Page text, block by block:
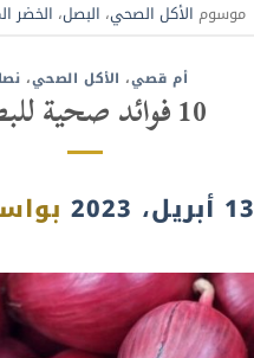
موسوم الأكل الصحي، البصل، الخضر
أم قصي، الأكل الصحي،
10 فوائد صحية للبصل
13 أبريل، 2023